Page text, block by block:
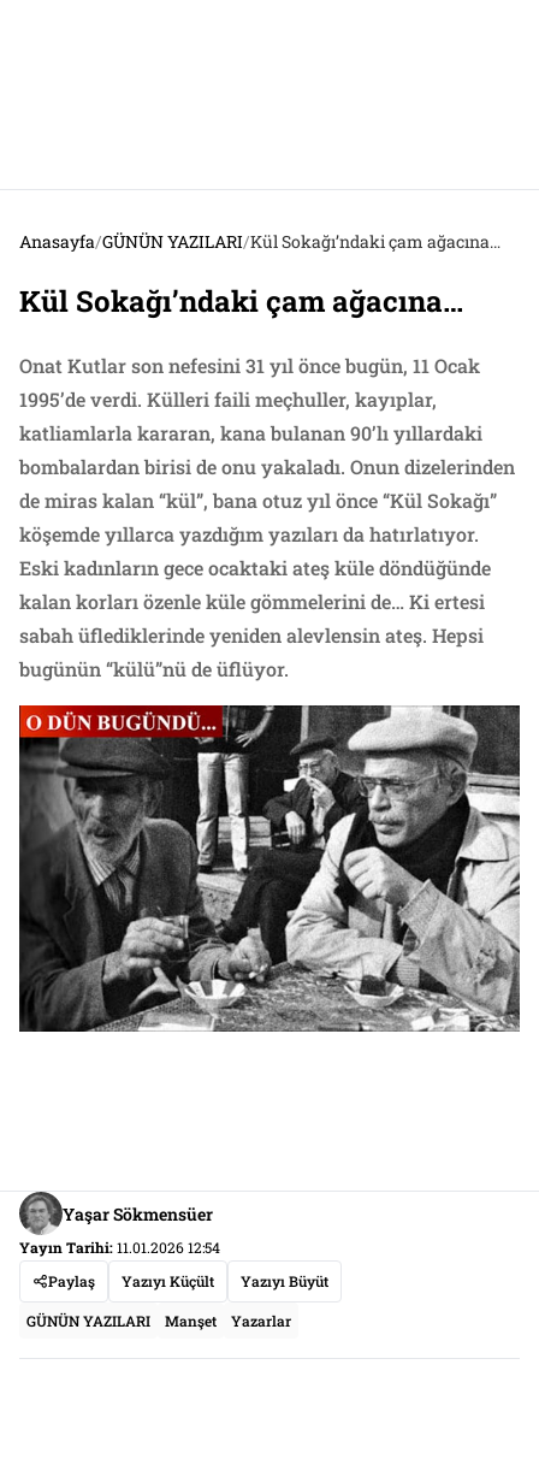
Anasayfa/GÜNÜN YAZILARI/Kül Sokağı’ndaki çam ağacına…
Kül Sokağı’ndaki çam ağacına…
Onat Kutlar son nefesini 31 yıl önce bugün, 11 Ocak
1995’de verdi. Külleri faili meçhuller, kayıplar,
katliamlarla kararan, kana bulanan 90’lı yıllardaki
bombalardan birisi de onu yakaladı. Onun dizelerinden
de miras kalan “kül”, bana otuz yıl önce “Kül Sokağı”
köşemde yıllarca yazdığım yazıları da hatırlatıyor.
Eski kadınların gece ocaktaki ateş küle döndüğünde
kalan korları özenle küle gömmelerini de… Ki ertesi
sabah üflediklerinde yeniden alevlensin ateş. Hepsi
bugünün “külü”nü de üflüyor.
Yaşar Sökmensüer
Yayın Tarihi:11.01.2026 12:54
Paylaş
Yazıyı Küçült Yazıyı Büyüt
GÜNÜN YAZILARI Manşet Yazarlar